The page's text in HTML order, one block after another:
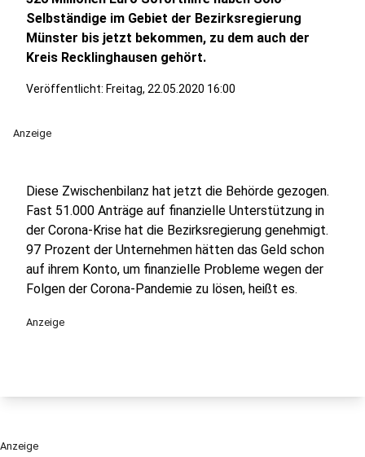
Selbständige im Gebiet der Bezirksregierung
Münster bis jetzt bekommen, zu dem auch der
Kreis Recklinghausen gehört.
Veröffentlicht: Freitag, 22.05.2020 16:00
Anzeige
Diese Zwischenbilanz hat jetzt die Behörde gezogen.
Fast 51.000 Anträge auf finanzielle Unterstützung in
der Corona-Krise hat die Bezirksregierung genehmigt.
97 Prozent der Unternehmen hätten das Geld schon
auf ihrem Konto, um finanzielle Probleme wegen der
Folgen der Corona-Pandemie zu lösen, heißt es.
Anzeige
Anzeige